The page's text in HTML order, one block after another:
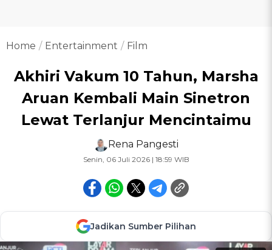
Home Entertainment Film
Akhiri Vakum 10 Tahun, Marsha
Aruan Kembali Main Sinetron
Lewat Terlanjur Mencintaimu
Rena Pangesti
Senin, 06 Juli 2026 | 18:59 WIB
Jadikan Sumber Pilihan